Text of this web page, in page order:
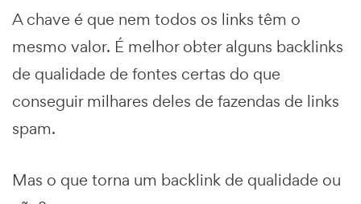
A chave é que nem todos os links têm o
mesmo valor. É melhor obter alguns backlinks
de qualidade de fontes certas do que
conseguir milhares deles de fazendas de links
spam.
Mas o que torna um backlink de qualidade ou